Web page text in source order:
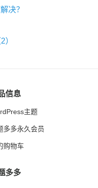
决？
）
信息
主题
多多永久会员
购物车
多多